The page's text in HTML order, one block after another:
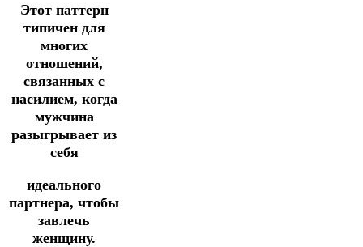
Этот паттерн
типичен для
многих
отношений,
связанных с
насилием, когда
мужчина
разыгрывает из
себя
идеального
партнера, чтобы
завлечь
женщину.